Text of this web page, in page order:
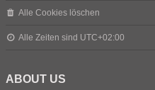
Alle Cookies löschen
Alle Zeiten sind UTC+02:00
ABOUT US